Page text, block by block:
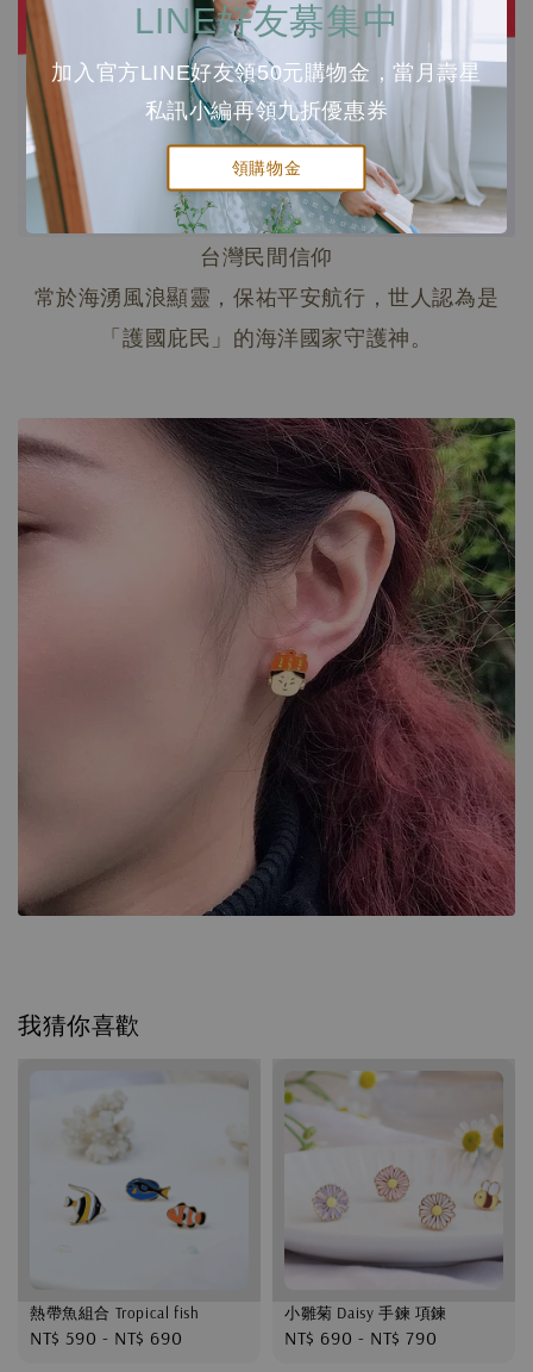
LINE好友募集中
加入官方LINE好友領50元購物金，當月壽星
私訊小編再領九折優惠券
領購物金
台灣民間信仰
常於海湧風浪顯靈，保祐平安航行，世人認為是
「護國庇民」的海洋國家守護神。
我猜你喜歡
熱帶魚組合 Tropical fish
Regular
NT$ 590 - NT$ 690
小雛菊 Daisy 手鍊 項鍊
Regular
NT$ 690 - NT$ 790